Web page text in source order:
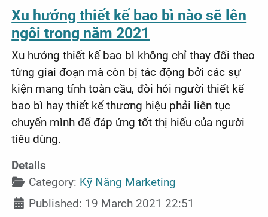
Xu hướng thiết kế bao bì nào sẽ lên
ngôi trong năm 2021
Xu hướng thiết kế bao bì không chỉ thay đổi theo
từng giai đoạn mà còn bị tác động bởi các sự
kiện mang tính toàn cầu, đòi hỏi người thiết kế
bao bì hay thiết kế thương hiệu phải liên tục
chuyển mình để đáp ứng tốt thị hiếu của người
tiêu dùng.
Details
Category: Kỹ Năng Marketing
Published: 19 March 2021 22:51